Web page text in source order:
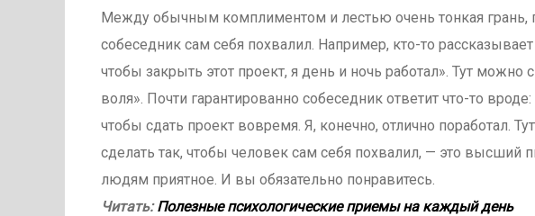
Между обычным комплиментом и лестью очень тонкая грань,
собеседник сам себя похвалил. Например, кто-то
чтобы закрыть этот проект, я день и ночь работал». Тут можно
воля». Почти гарантированно собеседник ответит что-то
чтобы сдать проект вовремя. Я, конечно, отлично поработал.
сделать так, чтобы человек сам себя похвалил, — это высший
людям приятное. И вы обязательно понравитесь.
Читать:Полезные психологические приемы на каждый день